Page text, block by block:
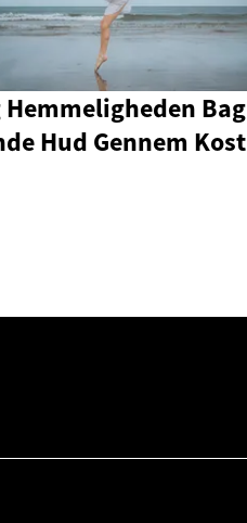
Hemmeligheden Bag
Hud Gennem Kost